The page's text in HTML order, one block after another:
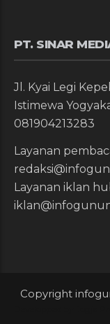
PT. SINAR
Jl. Kyai Legi
Istimewa
081904213283
Layanan
Layanan iklan
Copyright